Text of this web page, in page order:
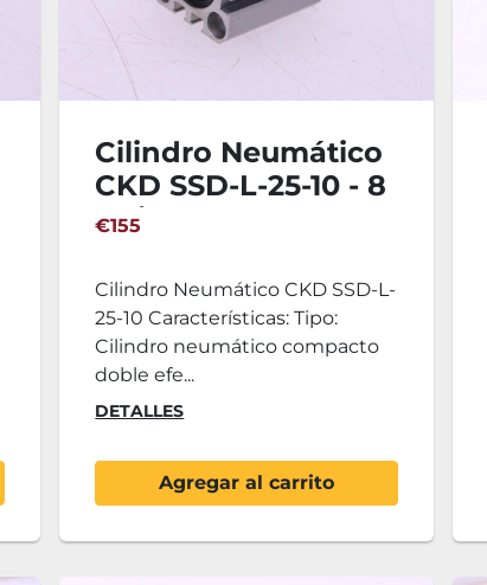
Cilindro Neumático
CKD SSD-L-25-10 - 8
Unidades
€155
Cilindro Neumático CKD SSD-L-
25-10 Características: Tipo:
Cilindro neumático compacto
doble efe...
DETALLES
Agregar al carrito